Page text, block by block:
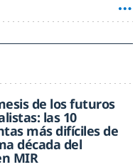
de los futuros
las 10
más difíciles de
década del
MIR